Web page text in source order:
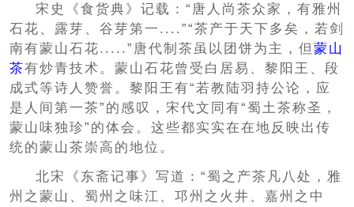
宋史《食货典》记载：“唐人尚茶众家，有雅州
石花、露芽、谷芽第一....”“茶产于天下多矣，若剑
南有蒙山石花.....”唐代制茶虽以团饼为主，但 蒙山
茶有炒青技术。蒙山石花曾受白居易、黎阳王、段
成式等诗人赞誉。黎阳王有“若教陆羽持公论，应
是人间第一茶”的感叹，宋代文同有“蜀土茶称圣，
蒙山味独珍”的体会。这些都实实在在地反映出传
统的蒙山茶崇高的地位。
北宋《东斋记事》写道：“蜀之产茶凡八处，雅
州之蒙山、蜀州之味江、邛州之火井、嘉州之中